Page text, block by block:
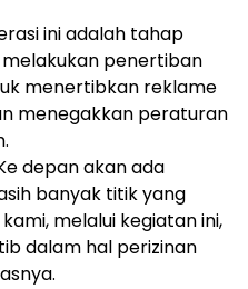
ini adalah tahap
melakukan penertiban
menertibkan reklame
menegakkan peraturan
depan akan ada
banyak titik yang
melalui kegiatan ini,
dalam hal perizinan